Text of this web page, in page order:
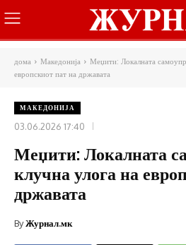
дома Македонија
Меџити: Локалната
европскиот пат на државата
МАКЕДОНИЈА
03.06.2026 17:40
Меџити: Локалната
клучна улога на
државата
ByЖурнал.мк